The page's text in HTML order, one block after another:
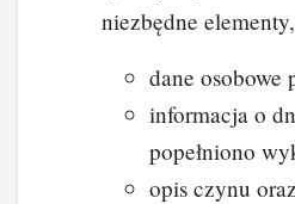
niezbędne
dane osobowe
informacja o
popełniono
opis czynu